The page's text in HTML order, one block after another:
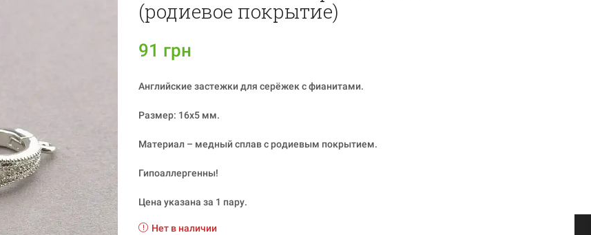
(родиевое покрытие)
91 грн
Английские застежки для серёжек с фианитами.
Размер: 16х5 мм.
Материал – медный сплав с родиевым покрытием.
Гипоаллергенны!
Цена указана за 1 пару.
Нет в наличии